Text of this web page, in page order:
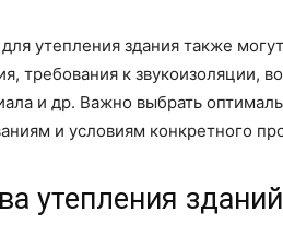
утепления здания также
требования к звукоизоляции,
и др. Важно выбрать
и условиям конкретного
утепления зданий